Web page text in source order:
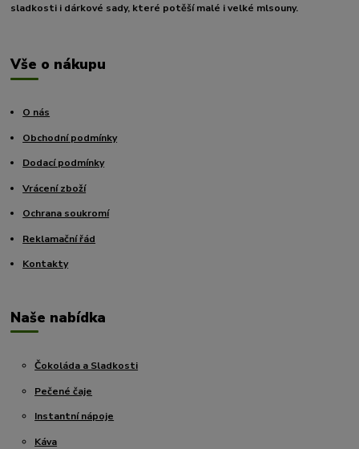
sladkosti i dárkové sady, které potěší malé i velké mlsouny.
Vše o nákupu
O nás
Obchodní podmínky
Dodací podmínky
Vrácení zboží
Ochrana soukromí
Reklamační řád
Kontakty
Naše nabídka
Čokoláda a Sladkosti
Pečené čaje
Instantní nápoje
Káva